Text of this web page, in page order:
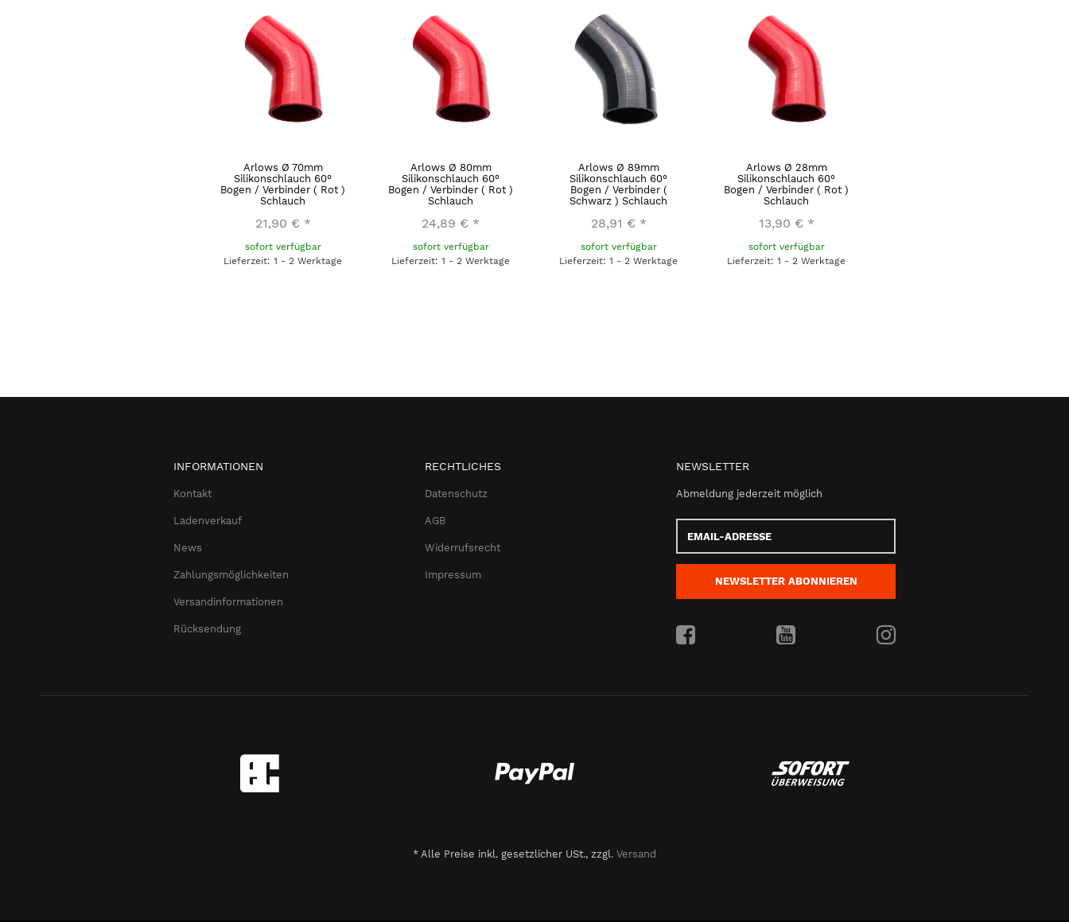
Arlows Ø 70mm
Silikonschlauch 60°
Bogen / Verbinder ( Rot )
Schlauch
21,90 € *
sofort verfügbar
Lieferzeit: 1 - 2 Werktage
Arlows Ø 80mm
Silikonschlauch 60°
Bogen / Verbinder ( Rot )
Schlauch
24,89 € *
sofort verfügbar
Lieferzeit: 1 - 2 Werktage
Arlows Ø 89mm
Silikonschlauch 60°
Bogen / Verbinder (
Schwarz ) Schlauch
28,91 € *
sofort verfügbar
Lieferzeit: 1 - 2 Werktage
Arlows Ø 28mm
Silikonschlauch 60°
Bogen / Verbinder ( Rot )
Schlauch
13,90 € *
sofort verfügbar
Lieferzeit: 1 - 2 Werktage
INFORMATIONEN
Kontakt
Ladenverkauf
News
Zahlungsmöglichkeiten
Versandinformationen
Rücksendung
RECHTLICHES
Datenschutz
AGB
Widerrufsrecht
Impressum
NEWSLETTER
Abmeldung jederzeit möglich
Adresse
NEWSLETTER ABONNIEREN
* Alle Preise inkl. gesetzlicher USt., zzgl. Versand